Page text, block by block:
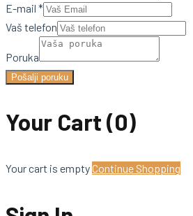
E-mail *
Vaš telefon
Poruka
Pošalji poruku
Your Cart (0)
Your cart is emptyContinue Shopping